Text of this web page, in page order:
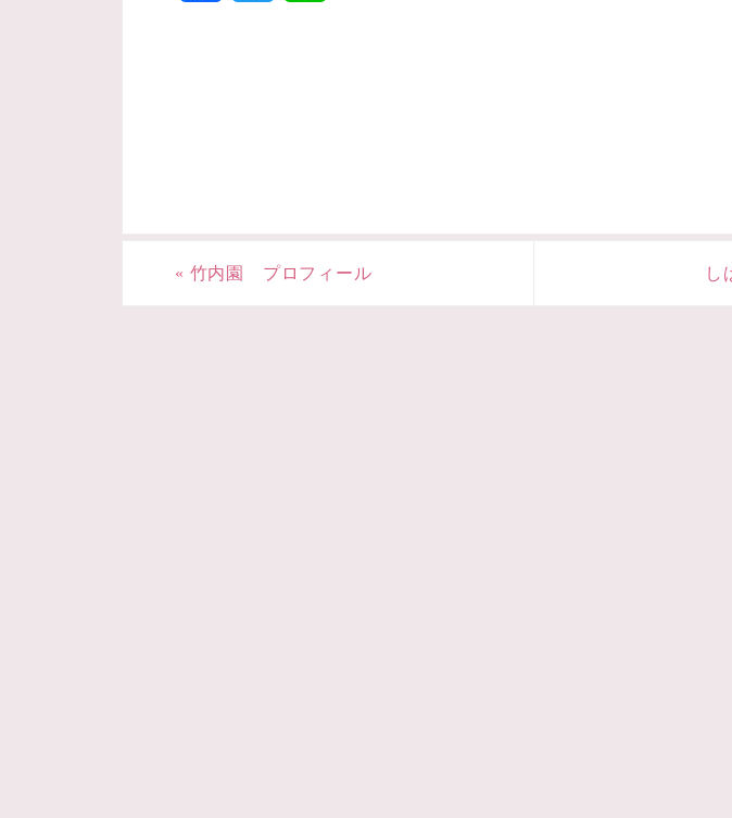
o
k
r
« 竹内園 プロフィール し